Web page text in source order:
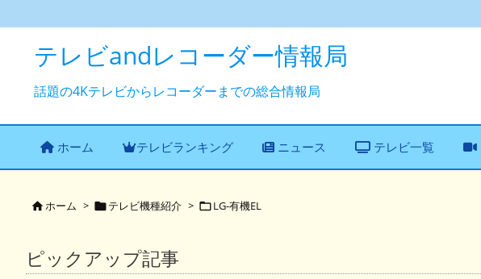
テレビandレコーダー情報局
話題の4Kテレビからレコーダーまでの総合情報局
ホーム テレビランキング ニュース テレビ一覧
ホーム > テレビ機種紹介 > LG-有機EL
ピックアップ記事